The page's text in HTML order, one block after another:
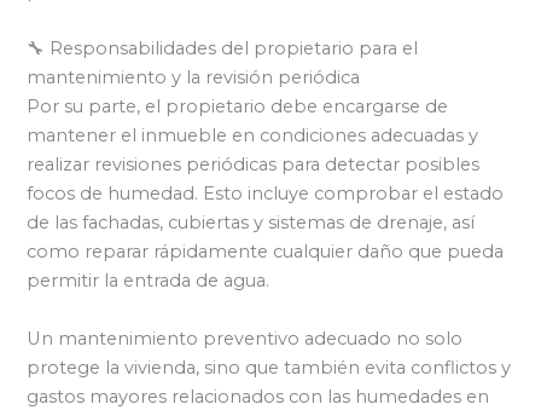
🔧 Responsabilidades del propietario para el
mantenimiento y la revisión periódica
Por su parte, el propietario debe encargarse de
mantener el inmueble en condiciones adecuadas y
realizar revisiones periódicas para detectar posibles
focos de humedad. Esto incluye comprobar el estado
de las fachadas, cubiertas y sistemas de drenaje, así
como reparar rápidamente cualquier daño que pueda
permitir la entrada de agua.
Un mantenimiento preventivo adecuado no solo
protege la vivienda, sino que también evita conflictos y
gastos mayores relacionados con las humedades en